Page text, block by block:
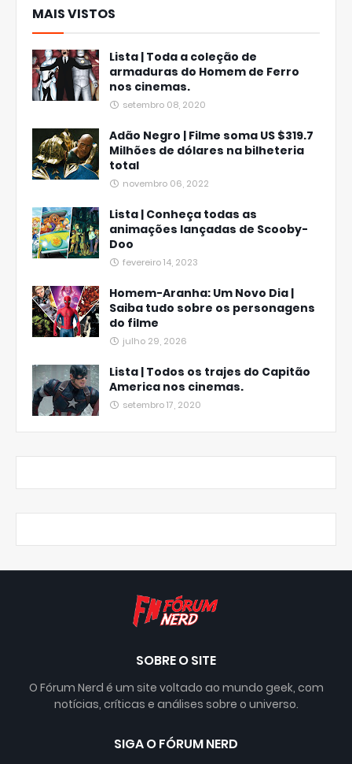
MAIS VISTOS
Lista | Toda a coleção de
armaduras do Homem de Ferro
nos cinemas.
setembro 08, 2020
Adão Negro | Filme soma US $319.7
Milhões de dólares na bilheteria
total
novembro 06, 2022
Lista | Conheça todas as
animações lançadas de Scooby-
Doo
fevereiro 14, 2023
Homem-Aranha: Um Novo Dia |
Saiba tudo sobre os personagens
do filme
julho 29, 2026
Lista | Todos os trajes do Capitão
America nos cinemas.
setembro 17, 2020
SOBRE O SITE
O Fórum Nerd é um site voltado ao mundo geek, com
notícias, críticas e análises sobre o universo.
SIGA O FÓRUM NERD